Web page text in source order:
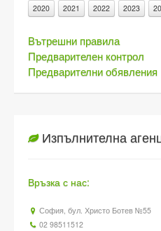
2020
2021 2022 2023
Вътрешни правила
Предварителен контрол
Предварителни обявления
Изпълнителна
Връзка с нас:
София, бул. Христо Ботев №55
02 98511512